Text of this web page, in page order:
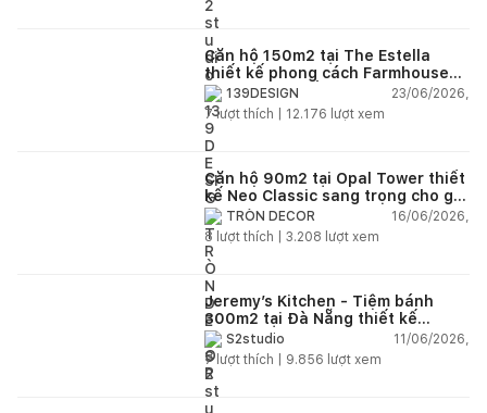
Căn hộ 150m2 tại The Estella
thiết kế phong cách Farmhouse
thanh lịch và ấm áp
139DESIGN
23/06/2026,
7lượt thích | 12.176 lượt xem
Căn hộ 90m2 tại Opal Tower thiết
kế Neo Classic sang trọng cho gia
đình trẻ
TRÒN DECOR
16/06/2026,
8 lượt thích | 3.208 lượt xem
Jeremy’s Kitchen - Tiệm bánh
300m2 tại Đà Nẵng thiết kế
phong cách công nghiệp hiện đại
ngập tràn ánh sáng tự nhiên
S2studio
11/06/2026,
7lượt thích | 9.856 lượt xem